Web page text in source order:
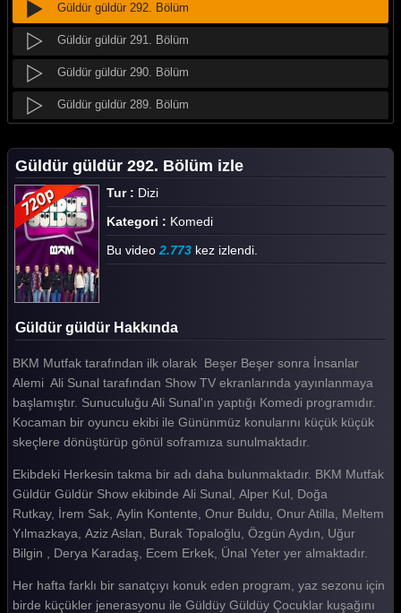
Güldür güldür 292. Bölüm
Güldür güldür 291. Bölüm
Güldür güldür 290. Bölüm
Güldür güldür 289. Bölüm
Güldür güldür 287. Bölüm
Güldür güldür 286. Bölüm
Güldür güldür 285. Bölüm
Güldür güldür 284. Bölüm
Güldür güldür 283. Bölüm
Güldür güldür 282. Bölüm
Güldür güldür 281. Bölüm
Güldür güldür 280. Bölüm
Güldür güldür 279. Bölüm
Güldür güldür 277. Bölüm
Güldür güldür 276. Bölüm
Güldür güldür 275. Bölüm
Güldür güldür 274. Bölüm
Güldür güldür 292. Bölüm izle
Tur : Dizi
Kategori : Komedi
Bu video 2.773 kez izlendi.
Güldür güldür Hakkında
BKM Mutfak tarafından ilk olarak Beşer Beşer sonra İnsanlar
Alemi Ali Sunal tarafından Show TV ekranlarında yayınlanmaya
başlamıştır. Sunuculuğu Ali Sunal'ın yaptığı Komedi programıdır.
Kocaman bir oyuncu ekibi ile Gününmüz konularını küçük küçük
skeçlere dönüştürüp gönül soframıza sunulmaktadır.
Ekibdeki Herkesin takma bir adı daha bulunmaktadır. BKM Mutfak
Güldür Güldür Show ekibinde Ali Sunal, Alper Kul, Doğa
Rutkay, İrem Sak, Aylin Kontente, Onur Buldu, Onur Atilla, Meltem
Yılmazkaya, Aziz Aslan, Burak Topaloğlu, Özgün Aydın, Uğur
Bilgin , Derya Karadaş, Ecem Erkek, Ünal Yeter yer almaktadır.
Her hafta farklı bir sanatçıyı konuk eden program, yaz sezonu için
birde küçükler jenerasyonu ile Güldüy Güldüy Çocuklar kuşağını